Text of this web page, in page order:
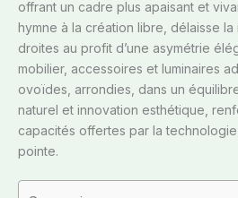
offrant un cadre plus apaisant et
hymne à la création libre, délaisse
droites au profit d’une asymétrie
mobilier, accessoires et luminaires
ovoïdes, arrondies, dans un
naturel et innovation esthétique,
capacités offertes par la
pointe.